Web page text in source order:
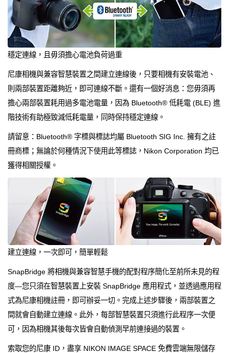
穩定連線，且毋須擔心電池負荷過重
尼康相機與兼容智慧裝置之間建立連線後，只要相機有安裝電池、
則兩部裝置距離夠近，即可連線不斷。還有一個好消息：您毋須再
擔心兩部裝置耗用過多電池電量，因為 Bluetooth® 低耗電 (BLE) 進
階技術有助極致減低耗電量，同時保持穩定連線。
請留意：Bluetooth® 字標與標誌均屬 Bluetooth SIG Inc. 擁有之註
冊商標；無論於何種情況下使用此等標誌，Nikon Corporation 均已
獲得相關授權。
建立連線，一次即可，簡單輕鬆
SnapBridge 將相機與兼容智慧手機的配對程序簡化至前所未見的程
度—您只須在智慧裝置上安裝 SnapBridge 應用程式，並透過應用程
式為尼康相機註冊，即可辦妥一切。完成上述步驟後，兩部裝置之
間就會自動建立連線。此外，每部智慧裝置只須進行此程序一次便
可，因為相機其後每次皆會自動偵測早前連接過的裝置。
索取您的尼康 ID，盡享 NIKON IMAGE SPACE 免費雲端無限儲存